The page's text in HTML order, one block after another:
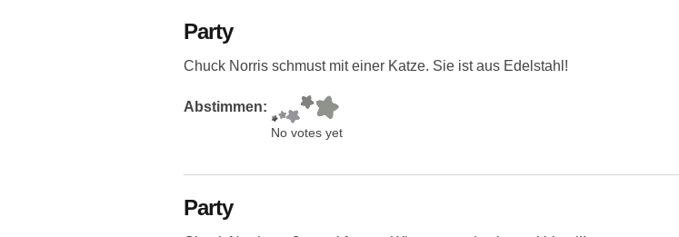
Party
Chuck Norris schmust mit einer Katze. Sie ist aus Edelstahl!
Abstimmen:
No votes yet
Party